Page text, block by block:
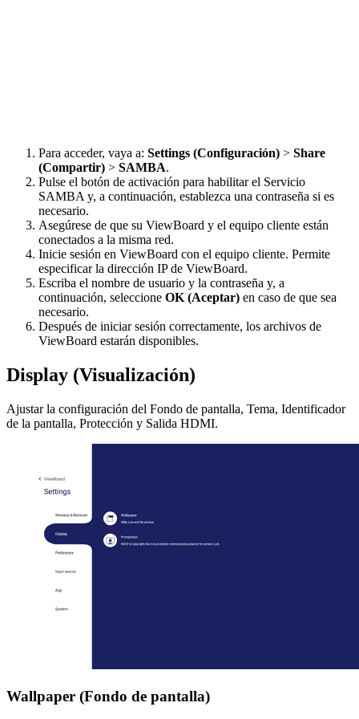
Para acceder, vaya a: Settings (Configuración) > Share
(Compartir) > SAMBA.
Pulse el botón de activación para habilitar el Servicio
SAMBA y, a continuación, establezca una contraseña si es
necesario.
Asegúrese de que su ViewBoard y el equipo cliente están
conectados a la misma red.
Inicie sesión en ViewBoard con el equipo cliente. Permite
especificar la dirección IP de ViewBoard.
Escriba el nombre de usuario y la contraseña y, a
continuación, seleccione OK (Aceptar) en caso de que sea
necesario.
Después de iniciar sesión correctamente, los archivos de
ViewBoard estarán disponibles.
Display (Visualización)
Ajustar la configuración del Fondo de pantalla, Tema, Identificador
de la pantalla, Protección y Salida HDMI.
Wallpaper (Fondo de pantalla)